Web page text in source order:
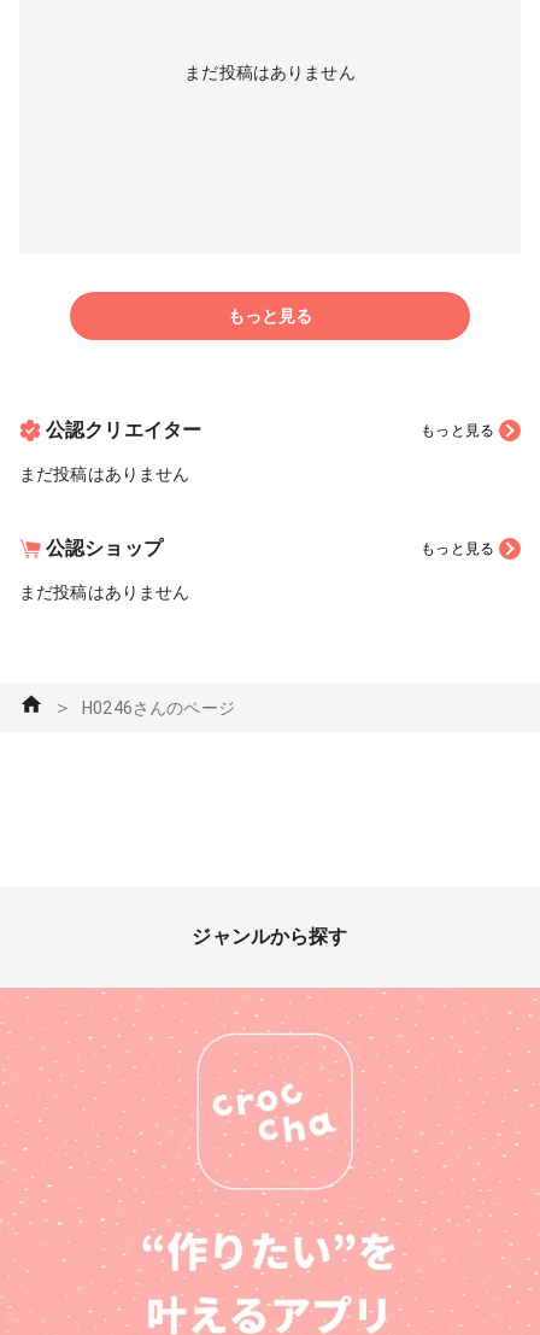
まだ投稿はありません
もっと見る
公認クリエイター もっと見る
まだ投稿はありません
公認ショップ もっと見る
まだ投稿はありません
＞ H0246さんのページ
ジャンルから探す